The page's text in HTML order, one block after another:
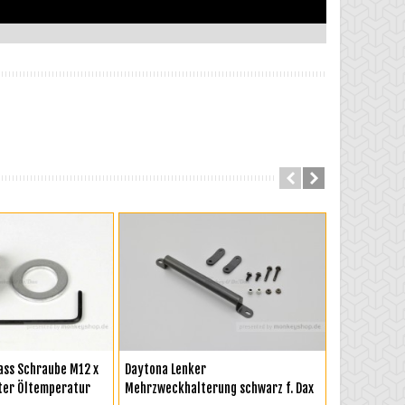
Schraube M12 x
Öltemperatur
IN DEN WARENKORB
Daytona Lenker
Mehrzweckhalterung schwarz f. Dax